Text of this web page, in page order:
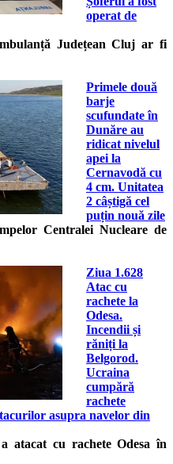
operat de
Județean Cluj ar fi
Primele două
barje
scufundate în
Dunăre au
ridicat nivelul
apei la
Cernavodă cu
4 cm. Unitatea
2 câștigă cel
puțin nouă zile
Centralei Nucleare de
Ziua 1.628
Atac cu
rachete la
Odesa.
Incendii și
răniți la
Belgorod.
Ucraina
cumpără
rachete
asupra navelor din
atacat cu rachete Odesa în